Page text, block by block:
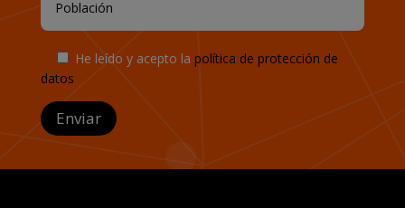
He leído y acepto la política de protección de
datos
Enviar